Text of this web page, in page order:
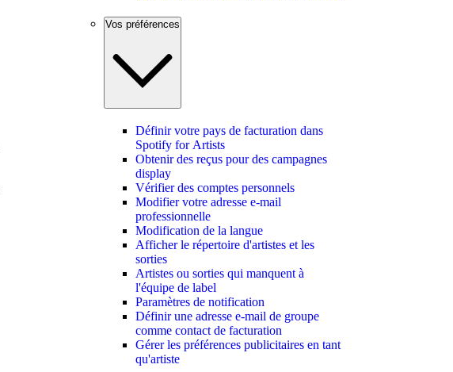
Vos préférences
Définir votre pays de facturation dans
Spotify for Artists
Obtenir des reçus pour des campagnes
display
Vérifier des comptes personnels
Modifier votre adresse e-mail
professionnelle
Modification de la langue
Afficher le répertoire d'artistes et les
sorties
Artistes ou sorties qui manquent à
l'équipe de label
Paramètres de notification
Définir une adresse e-mail de groupe
comme contact de facturation
Gérer les préférences publicitaires en tant
qu'artiste